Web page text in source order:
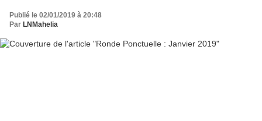
Publié le 02/01/2019 à 20:48
Par LNMahelia